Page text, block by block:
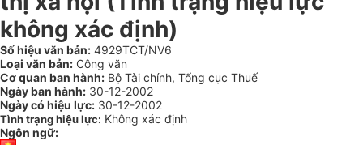
không xác định)
Số hiệu văn bản: 4929TCT/NV6
Loại văn bản: Công văn
Cơ quan ban hành: Bộ Tài chính, Tổng cục Thuế
Ngày ban hành: 30-12-2002
Ngày có hiệu lực: 30-12-2002
Tình trạng hiệu lực: Không xác định
Ngôn ngữ: